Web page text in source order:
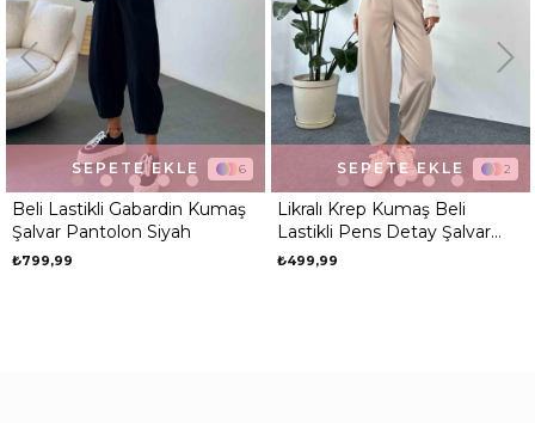
6
Beli Lastikli Gabardin Kumaş
Şalvar Pantolon Siyah
₺799,99
SEPETE EKLE 2
Likralı Krep Kumaş Beli
Lastikli Pens Detay Şalvar
Pantolon Taş
₺499,99
SEPETE EKLE